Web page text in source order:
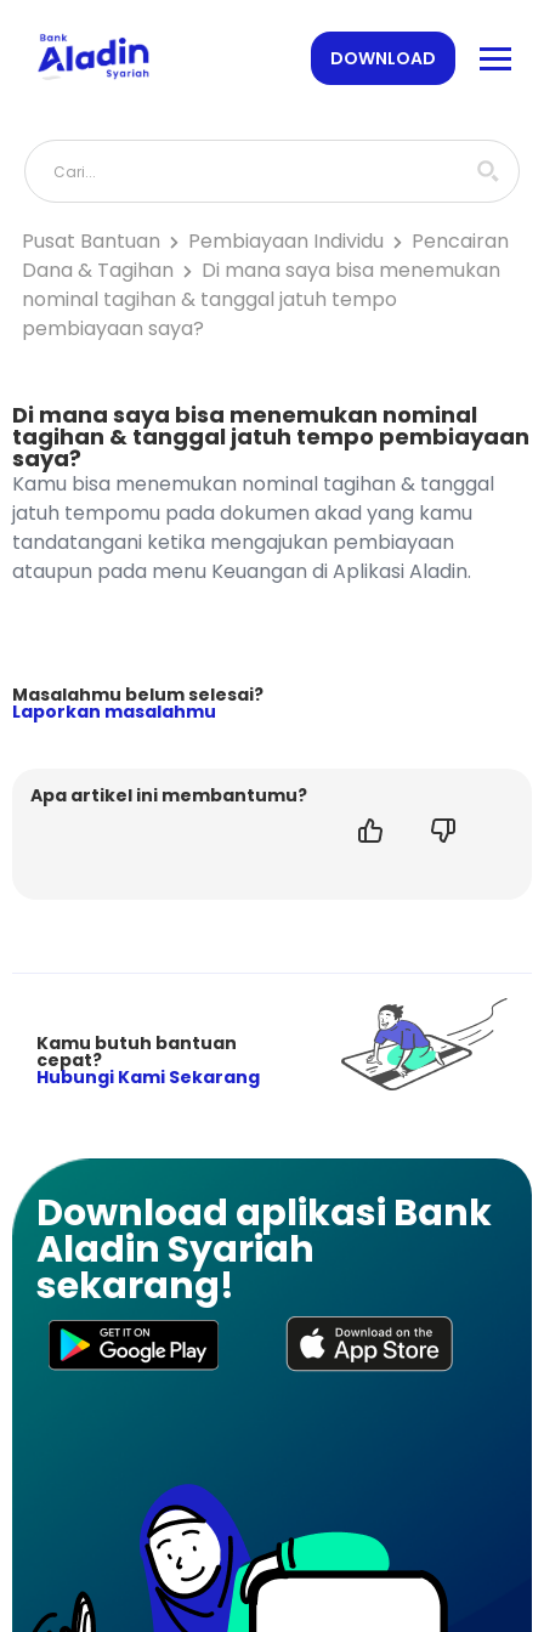
DOWNLOAD
Pusat Bantuan Pembiayaan Individu
Pencairan
Dana & Tagihan
Di mana saya bisa menemukan
nominal tagihan & tanggal jatuh tempo
pembiayaan saya?
Di mana saya bisa menemukan nominal
tagihan & tanggal jatuh tempo pembiayaan
saya?
Kamu bisa menemukan nominal tagihan & tanggal
jatuh tempomu pada dokumen akad yang kamu
tandatangani ketika mengajukan pembiayaan
ataupun pada menu Keuangan di Aplikasi Aladin.
Masalahmu belum selesai?
Laporkan masalahmu
Apa artikel ini membantumu?
Kamu butuh bantuan
cepat?
Hubungi Kami Sekarang
Download aplikasi Bank
Aladin Syariah
sekarang!